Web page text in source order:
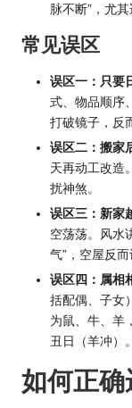
脉不断”，尤
常见误区
误区一：只要
式、物品顺序
打破镜子，反
误区二：搬家
天再动工改造
扰神煞。
误区三：新家
空荡荡。风水
气”，空屋反而
误区四：属相
括配偶、子女
为鼠、牛、羊
丑日（羊冲）。
如何正确